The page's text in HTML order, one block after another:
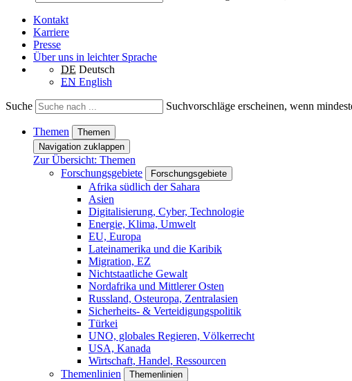
Kontakt
Karriere
Presse
Über uns in leichter Sprache
DE Deutsch
EN English
Suche Suchvorschläge erscheinen, wenn
Themen
Themen
Navigation zuklappen
Zur Übersicht: Themen
Forschungsgebiete
Forschungsgebiete
Afrika südlich der Sahara
Asien
Digitalisierung, Cyber, Technologie
Energie, Klima, Umwelt
EU, Europa
Lateinamerika und die Karibik
Migration, EZ
Nichtstaatliche Gewalt
Nordafrika und Mittlerer Osten
Russland, Osteuropa, Zentralasien
Sicherheits- & Verteidigungspolitik
Türkei
UNO, globales Regieren, Völkerrecht
USA, Kanada
Wirtschaft, Handel, Ressourcen
Themenlinien
Themenlinien